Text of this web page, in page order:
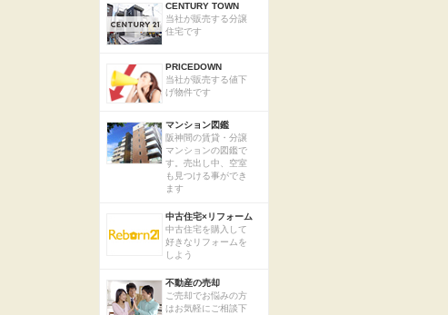
CENTURY TOWN
当社が販売する分譲
住宅です
PRICEDOWN
当社が販売する値下
げ物件です
マンション図鑑
阪神間の賃貸・分譲
マンションの図鑑で
す。売出し中、空室
も見つける事ができ
ます
中古住宅×リフォーム
中古住宅を購入して
好きなリフォームを
しよう
不動産の売却
ご売却でお悩みの方
はお気軽にご相談下